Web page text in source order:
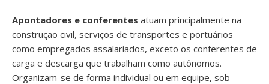
Apontadores e conferentes atuam principalmente na
construção civil, serviços de transportes e portuários
como empregados assalariados, exceto os conferentes de
carga e descarga que trabalham como autônomos.
Organizam-se de forma individual ou em equipe, sob